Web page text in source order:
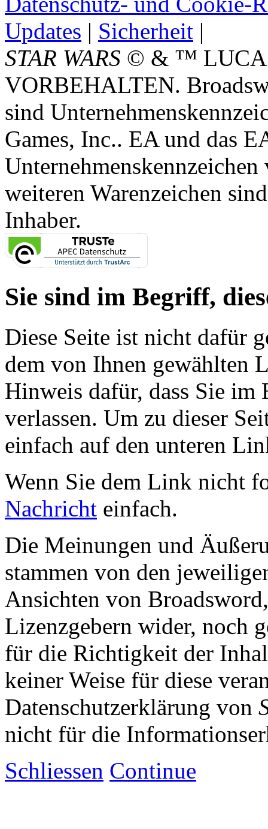
Updates | Sicherheit |
STAR WARS © & ™
VORBEHALTEN.
sind
Games, Inc.. EA und das
weiteren Warenzeichen
Inhaber.
Sie sind im Begriff,
Diese Seite ist nicht dafür
dem von Ihnen gewählten
Hinweis dafür, dass Sie im
verlassen. Um zu dieser
einfach auf den unteren
Wenn Sie dem Link nicht
Nachricht einfach.
Die Meinungen und
stammen von den
Ansichten von
Lizenzgebern wider, noch
für die Richtigkeit der
keiner Weise für diese
Datenschutzerklärung von
nicht für die
Schliessen Continue